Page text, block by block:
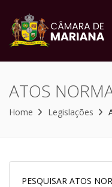
ATOS
Home Legislações
PESQUISAR ATOS